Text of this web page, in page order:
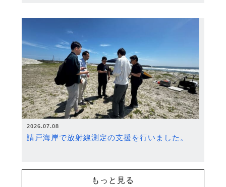
2026.07.08
請戸海岸で放射線測定の支援を行いました。
もっと見る